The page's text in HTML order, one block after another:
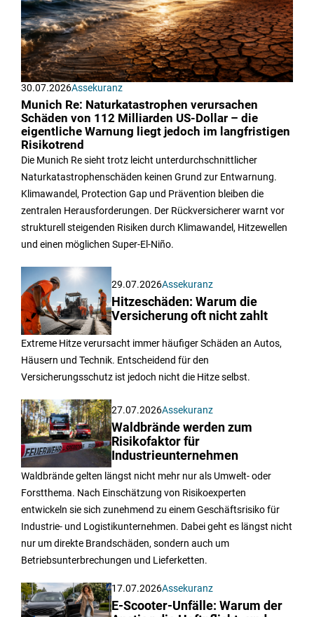
30.07.2026Assekuranz
Munich Re: Naturkatastrophen verursachen
Schäden von 112 Milliarden US-Dollar – die
eigentliche Warnung liegt jedoch im langfristigen
Risikotrend
Die Munich Re sieht trotz leicht unterdurchschnittlicher
Naturkatastrophenschäden keinen Grund zur Entwarnung.
Klimawandel, Protection Gap und Prävention bleiben die
zentralen Herausforderungen. Der Rückversicherer warnt vor
strukturell steigenden Risiken durch Klimawandel, Hitzewellen
und einen möglichen Super-El-Niño.
29.07.2026Assekuranz
Hitzeschäden: Warum die
Versicherung oft nicht zahlt
Extreme Hitze verursacht immer häufiger Schäden an Autos,
Häusern und Technik. Entscheidend für den
Versicherungsschutz ist jedoch nicht die Hitze selbst.
27.07.2026Assekuranz
Waldbrände werden zum
Risikofaktor für
Industrieunternehmen
Waldbrände gelten längst nicht mehr nur als Umwelt- oder
Forstthema. Nach Einschätzung von Risikoexperten
entwickeln sie sich zunehmend zu einem Geschäftsrisiko für
Industrie- und Logistikunternehmen. Dabei geht es längst nicht
nur um direkte Brandschäden, sondern auch um
Betriebsunterbrechungen und Lieferketten.
17.07.2026Assekuranz
E-Scooter-Unfälle: Warum der